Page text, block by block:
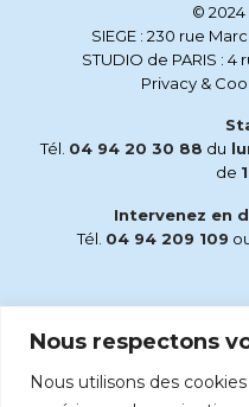
Nous respectons
Nous utilisons des
© 2024
SIEGE : 230 rue
STUDIO de PARIS :
Privacy &
Tél. 04 94 20 30 88 du
de
Intervenez en
Tél. 04 94 209 109
Écoutez